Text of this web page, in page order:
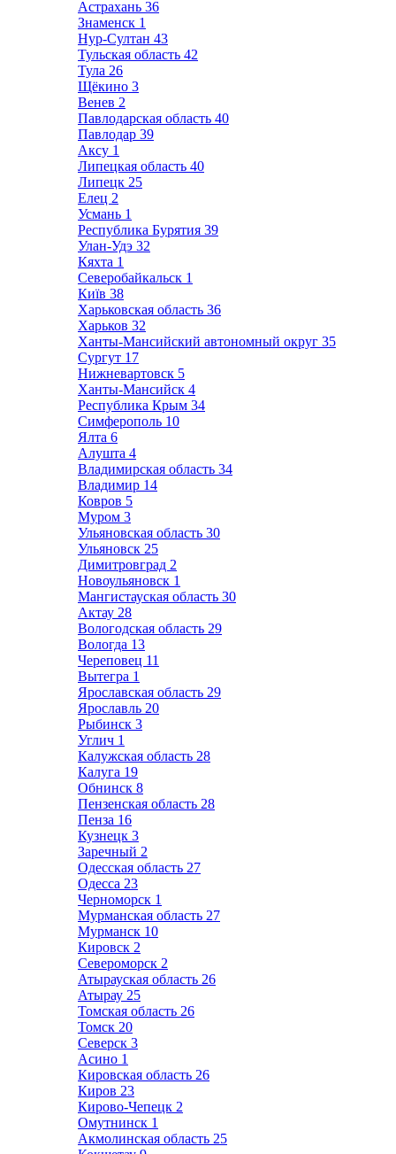
Астрахань 36
Знаменск 1
Нур-Султан 43
Тульская область 42
Тула 26
Щёкино 3
Венев 2
Павлодарская область 40
Павлодар 39
Аксу 1
Липецкая область 40
Липецк 25
Елец 2
Усмань 1
Республика Бурятия 39
Улан-Удэ 32
Кяхта 1
Северобайкальск 1
Київ 38
Харьковская область 36
Харьков 32
Ханты-Мансийский автономный округ 35
Сургут 17
Нижневартовск 5
Ханты-Мансийск 4
Республика Крым 34
Симферополь 10
Ялта 6
Алушта 4
Владимирская область 34
Владимир 14
Ковров 5
Муром 3
Ульяновская область 30
Ульяновск 25
Димитровград 2
Новоульяновск 1
Мангистауская область 30
Актау 28
Вологодская область 29
Вологда 13
Череповец 11
Вытегра 1
Ярославская область 29
Ярославль 20
Рыбинск 3
Углич 1
Калужская область 28
Калуга 19
Обнинск 8
Пензенская область 28
Пенза 16
Кузнецк 3
Заречный 2
Одесская область 27
Одесса 23
Черноморск 1
Мурманская область 27
Мурманск 10
Кировск 2
Североморск 2
Атырауская область 26
Атырау 25
Томская область 26
Томск 20
Северск 3
Асино 1
Кировская область 26
Киров 23
Кирово-Чепецк 2
Омутнинск 1
Акмолинская область 25